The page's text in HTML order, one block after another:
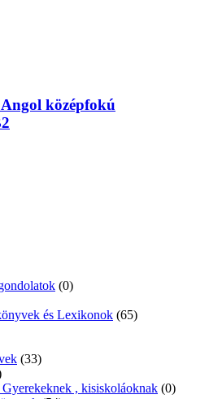
és Lexikonok
, kisiskoláoknak
(0)
(91)
(25)